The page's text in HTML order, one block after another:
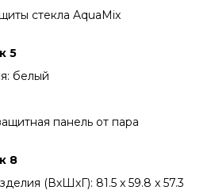
стекла AquaMix
5
белый
панель от пара
8
(ВхШхГ): 81.5 x 59.8 x 57.3